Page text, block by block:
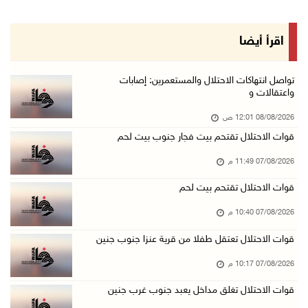
مستعمرون يهاجمون مساكن المواطنين في خربة الحم ...
بعد تجديد منع زيارات المعتقلين: أبو الحمص يدع ...
الرئاسة ترحب بإطلاق السعودية التحالف البحري ا ...
07/آب/2026 06:17 م
(محدث) نابلس: إصابة مواطن واعتقاله إثر هجوم ل ...
07/آب/2026 06:04 م
الرئاسة ترحب باتفاقية مكة للدفاع المشترك بين ...
بيروت: اللجنة الفنية للمجلس الوطني تناقش التر ...
اقرأ أيضا
تواصل انتهاكات الاحتلال والمستعمرين: إصابات
واعتقالات و
08/08/2026 12:01 ص
قوات الاحتلال تقتحم بيت فجار جنوب بيت لحم
07/08/2026 11:49 م
قوات الاحتلال تقتحم بيت لحم
07/08/2026 10:40 م
قوات الاحتلال تعتقل طفلا من قرية عنزا جنوب جنين
07/08/2026 10:17 م
قوات الاحتلال تغلق مداخل يعبد جنوب غرب جنين